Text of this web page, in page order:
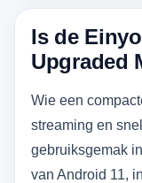
Is de
Upgraded
Wie een
streaming en
gebruiksgemak
van Android 11,